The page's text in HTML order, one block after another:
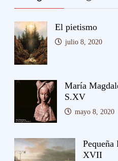
El pietismo
julio 8, 2020
María
S.XV
mayo 8, 2020
XVII